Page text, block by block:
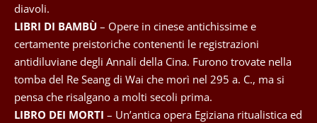
diavoli.
LIBRI DI BAMBÙ – Opere in cinese antichissime e
certamente preistoriche contenenti le registrazioni
antidiluviane degli Annali della Cina. Furono trovate nella
tomba del Re Seang di Wai che morì nel 295 a. C., ma si
pensa che risalgano a molti secoli prima.
LIBRO DEI MORTI – Un’antica opera Egiziana ritualistica ed